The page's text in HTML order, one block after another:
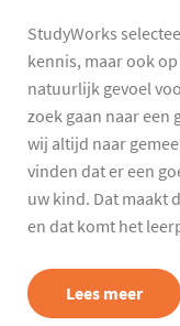
StudyWorks
kennis, maar ook
natuurlijk gevoel
zoek gaan naar een
wij altijd naar
vinden dat er een
uw kind. Dat maakt
en dat komt het
Lees meer